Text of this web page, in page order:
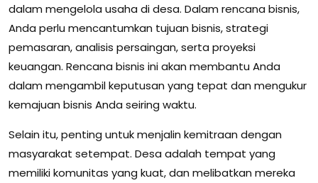
dalam mengelola usaha di desa. Dalam rencana bisnis,
Anda perlu mencantumkan tujuan bisnis, strategi
pemasaran, analisis persaingan, serta proyeksi
keuangan. Rencana bisnis ini akan membantu Anda
dalam mengambil keputusan yang tepat dan mengukur
kemajuan bisnis Anda seiring waktu.
Selain itu, penting untuk menjalin kemitraan dengan
masyarakat setempat. Desa adalah tempat yang
memiliki komunitas yang kuat, dan melibatkan mereka